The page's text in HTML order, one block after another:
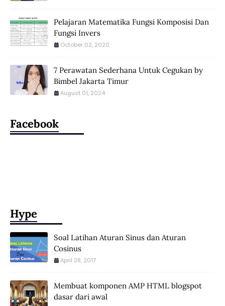
Pelajaran Matematika Fungsi Komposisi Dan
Fungsi Invers
October 02, 2020
7 Perawatan Sederhana Untuk Cegukan by
Bimbel Jakarta Timur
August 01, 2024
Facebook
Hype
Soal Latihan Aturan Sinus dan Aturan
Cosinus
April 28, 2017
Membuat komponen AMP HTML blogspot
dasar dari awal